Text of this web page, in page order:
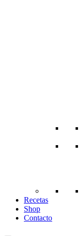
Recetas
Shop
Contacto